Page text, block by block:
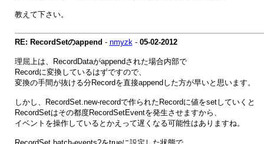
教えて下さい。
RE: RecordSetのappend - nmyzk- 05-02-2012
理屈上は、RecordDataがappendされた場合内部で
Recordに変換しているはずですので、
変換の手間が抜ける分Recordを直接appendした方が早いと思います。
しかし、RecordSet.new-recordで作られたRecordに値をsetしていくと
RecordSetはその都度RecordSetEventを発生させますから、
イベントを操作しているとかえって遅くなる可能性はありますね。